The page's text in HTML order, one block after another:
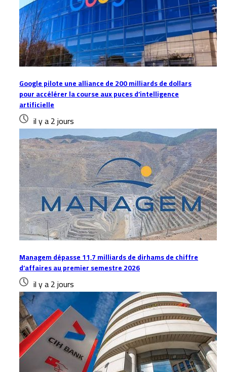
Google pilote une alliance de 200 milliards de dollars
pour accélérer la course aux puces d’intelligence
artificielle
il y a 2 jours
Managem dépasse 11,7 milliards de dirhams de chiffre
d’affaires au premier semestre 2026
il y a 2 jours